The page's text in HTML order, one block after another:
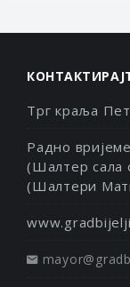
Трг краља
Радно
(Шалтер сала
(Шалтери